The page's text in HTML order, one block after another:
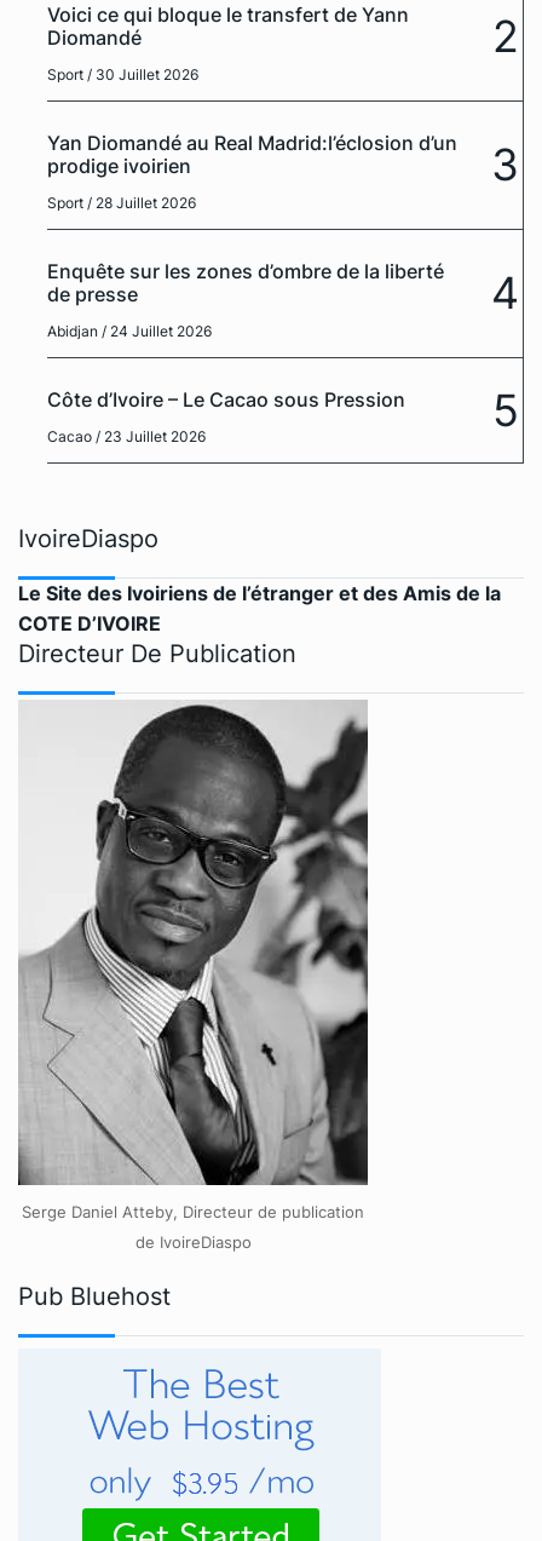
Voici ce qui bloque le transfert de Yann
Diomandé
Sport / 30 Juillet 2026
2
Yan Diomandé au Real Madrid:l’éclosion d’un
prodige ivoirien
Sport / 28 Juillet 2026
3
Enquête sur les zones d’ombre de la liberté
de presse
Abidjan / 24 Juillet 2026
4
Côte d’Ivoire – Le Cacao sous Pression
Cacao / 23 Juillet 2026 5
IvoireDiaspo
Le Site des Ivoiriens de l’étranger et des Amis de la
COTE D’IVOIRE
Directeur De Publication
Serge Daniel Atteby, Directeur de publication
de IvoireDiaspo
Pub Bluehost